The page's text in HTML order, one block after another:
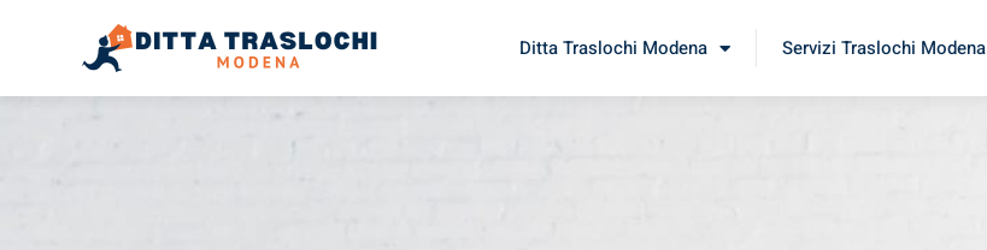
Ditta Traslochi Modena Servizi Traslochi Modena